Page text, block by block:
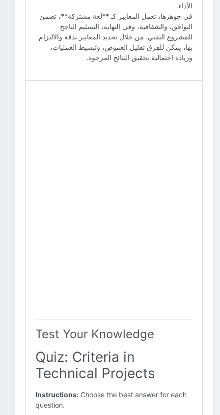
الأداء.
في جوهرها، تعمل المعايير كـ **لغة مشتركة**، تضمن
التوافق، والشفافية، وفي النهاية، التسليم الناجح
للمشروع التقني. من خلال تحديد المعايير بدقة والالتزام
بها، يمكن للفِرق تقليل الغموض، وتبسيط العمليات،
وزيادة احتمالية تحقيق النتائج المرجوة.
Test Your Knowledge
Quiz: Criteria in
Technical Projects
Instructions: Choose the best answer for each
question.